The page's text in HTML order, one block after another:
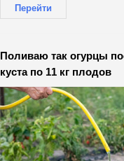
Перейти
Поливаю так огурцы
куста по 11 кг плодов